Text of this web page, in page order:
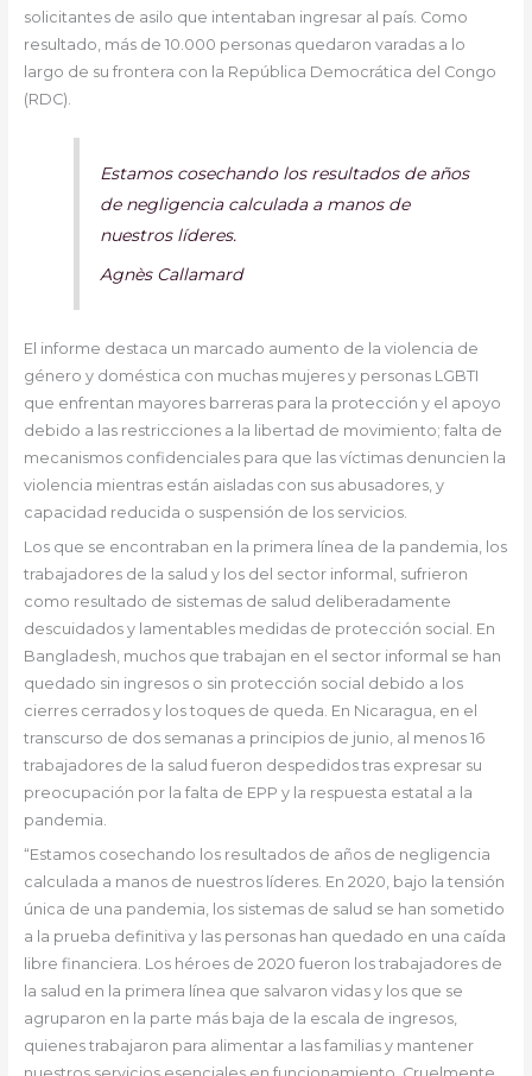
solicitantes de asilo que intentaban ingresar al país. Como
resultado, más de 10.000 personas quedaron varadas a lo
largo de su frontera con la República Democrática del Congo
(RDC).
Estamos cosechando los resultados de años
de negligencia calculada a manos de
nuestros líderes.
Agnès Callamard
El informe destaca un marcado aumento de la violencia de
género y doméstica con muchas mujeres y personas LGBTI
que enfrentan mayores barreras para la protección y el apoyo
debido a las restricciones a la libertad de movimiento; falta de
mecanismos confidenciales para que las víctimas denuncien la
violencia mientras están aisladas con sus abusadores, y
capacidad reducida o suspensión de los servicios.
Los que se encontraban en la primera línea de la pandemia, los
trabajadores de la salud y los del sector informal, sufrieron
como resultado de sistemas de salud deliberadamente
descuidados y lamentables medidas de protección social. En
Bangladesh, muchos que trabajan en el sector informal se han
quedado sin ingresos o sin protección social debido a los
cierres cerrados y los toques de queda. En Nicaragua, en el
transcurso de dos semanas a principios de junio, al menos 16
trabajadores de la salud fueron despedidos tras expresar su
preocupación por la falta de EPP y la respuesta estatal a la
pandemia.
“Estamos cosechando los resultados de años de negligencia
calculada a manos de nuestros líderes. En 2020, bajo la tensión
única de una pandemia, los sistemas de salud se han sometido
a la prueba definitiva y las personas han quedado en una caída
libre financiera. Los héroes de 2020 fueron los trabajadores de
la salud en la primera línea que salvaron vidas y los que se
agruparon en la parte más baja de la escala de ingresos,
quienes trabajaron para alimentar a las familias y mantener